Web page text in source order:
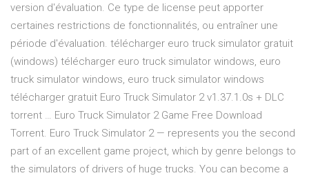
version d'évaluation. Ce type de license peut apporter
certaines restrictions de fonctionnalités, ou entraîner une
période d'évaluation. télécharger euro truck simulator gratuit
(windows) télécharger euro truck simulator windows, euro
truck simulator windows, euro truck simulator windows
télécharger gratuit Euro Truck Simulator 2 v1.37.1.0s + DLC
torrent … Euro Truck Simulator 2 Game Free Download
Torrent. Euro Truck Simulator 2 — represents you the second
part of an excellent game project, which by genre belongs to
the simulators of drivers of huge trucks. You can become a